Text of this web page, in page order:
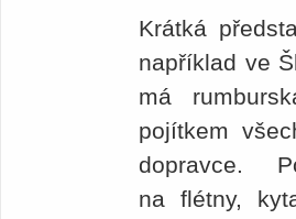
Krátká
například ve
má
pojítkem
dopravce.
na flétny,